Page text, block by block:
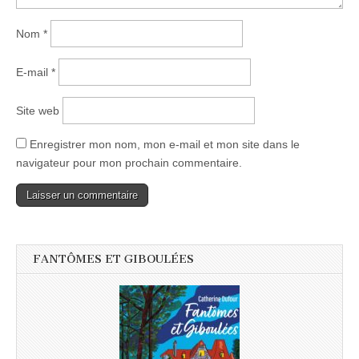
Nom *
E-mail *
Site web
Enregistrer mon nom, mon e-mail et mon site dans le
navigateur pour mon prochain commentaire.
FANTÔMES ET GIBOULÉES